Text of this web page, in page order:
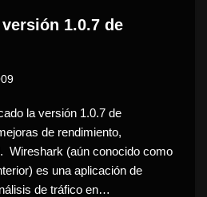
1.0.7 de
la versión 1.0.7 de
de rendimiento,
Wireshark (aún conocido como
es una aplicación de
de tráfico en…